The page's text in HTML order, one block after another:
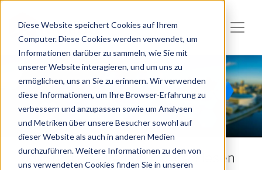
Diese Website speichert Cookies auf Ihrem
Computer. Diese Cookies werden verwendet, um
Informationen darüber zu sammeln, wie Sie mit
unserer Website interagieren, und um uns zu
ermöglichen, uns an Sie zu erinnern. Wir verwenden
diese Informationen, um Ihre Browser-Erfahrung zu
verbessern und anzupassen sowie um Analysen
und Metriken über unsere Besucher sowohl auf
dieser Website als auch in anderen Medien
durchzuführen. Weitere Informationen zu den von
uns verwendeten Cookies finden Sie in unseren
Rigi(B)log - heute von morgen lesen